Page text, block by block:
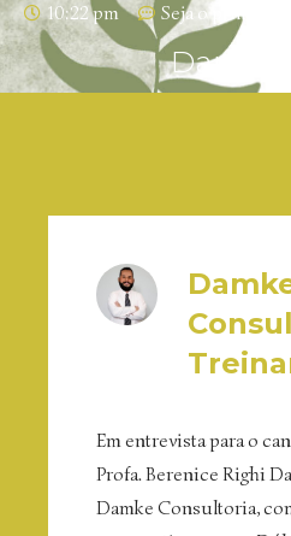
10:22 pm
Seja o primeiro
Damke
Em entrevista para o
Profa. Berenice Righi
Damke Consultoria,